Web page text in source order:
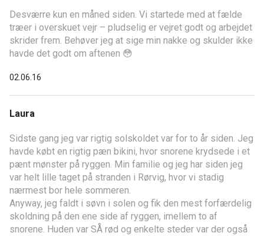
Desværre kun en måned siden. Vi startede med at fælde
træer i overskuet vejr – pludselig er vejret godt og arbejdet
skrider frem. Behøver jeg at sige min nakke og skulder ikke
havde det godt om aftenen 😳
02.06.16
Laura
Sidste gang jeg var rigtig solskoldet var for to år siden. Jeg
havde købt en rigtig pæn bikini, hvor snorene krydsede i et
pænt mønster på ryggen. Min familie og jeg har siden jeg
var helt lille taget på stranden i Rørvig, hvor vi stadig
nærmest bor hele sommeren.
Anyway, jeg faldt i søvn i solen og fik den mest forfærdelig
skoldning på den ene side af ryggen, imellem to af
snorene. Huden var SÅ rød og enkelte steder var der også